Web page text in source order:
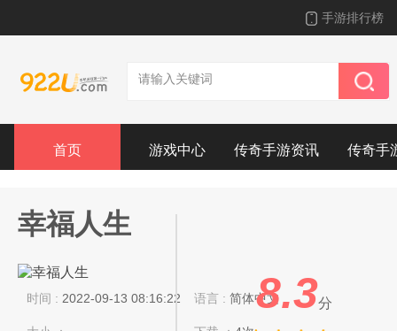
手游排行榜
首页 游戏中心 传奇手游资讯 传奇手
幸福人生
时间 : 2022-09-13 08:16:22 语言 :简体中文8.3分